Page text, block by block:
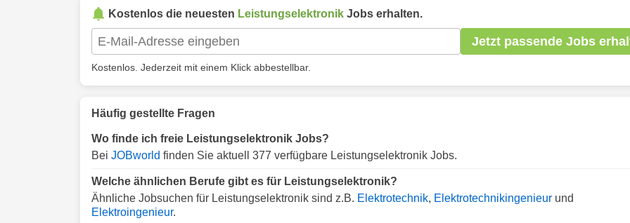
Kostenlos die neuesten Leistungselektronik Jobs erhalten.
Jetzt passende Jobs
Kostenlos. Jederzeit mit einem Klick abbestellbar.
Häufig gestellte Fragen
Wo finde ich freie Leistungselektronik Jobs?
Bei JOBworld finden Sie aktuell 377 verfügbare Leistungselektronik Jobs.
Welche ähnlichen Berufe gibt es für Leistungselektronik?
Ähnliche Jobsuchen für Leistungselektronik sind z.B. Elektrotechnik, Elektrotechnikingenieur und
Elektroingenieur.